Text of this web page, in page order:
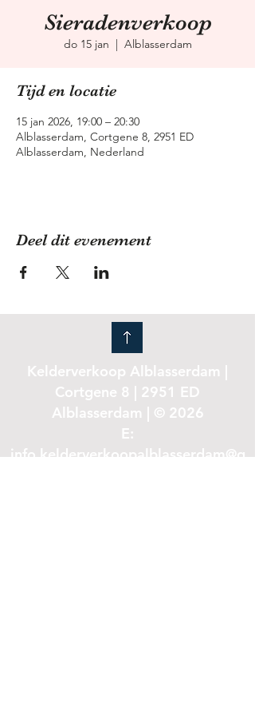
Sieradenverkoop
do 15 jan
  |
Alblasserdam
Tijd en locatie
15 jan 2026, 19:00 – 20:30
Alblasserdam, Cortgene 8, 2951 ED
Alblasserdam, Nederland
Deel dit evenement
Kelderverkoop Alblasserdam |
Cortgene 8 | 2951 ED
Alblasserdam | © 2026
E:
info.kelderverkoopalblasserdam@g